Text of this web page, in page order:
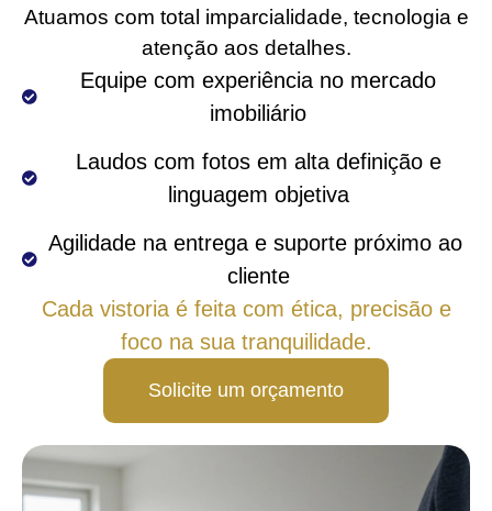
Atuamos com total imparcialidade, tecnologia e
atenção aos detalhes.
imobiliário
linguagem objetiva
Agilidade na entrega e suporte próximo ao
cliente
Cada vistoria é feita com ética, precisão e
foco na sua tranquilidade.
Solicite um orçamento